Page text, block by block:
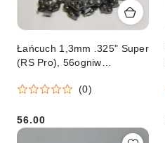
Łańcuch 1,3mm .325" Super
(RS Pro), 56ogniw
(0)
Cena:
56.00